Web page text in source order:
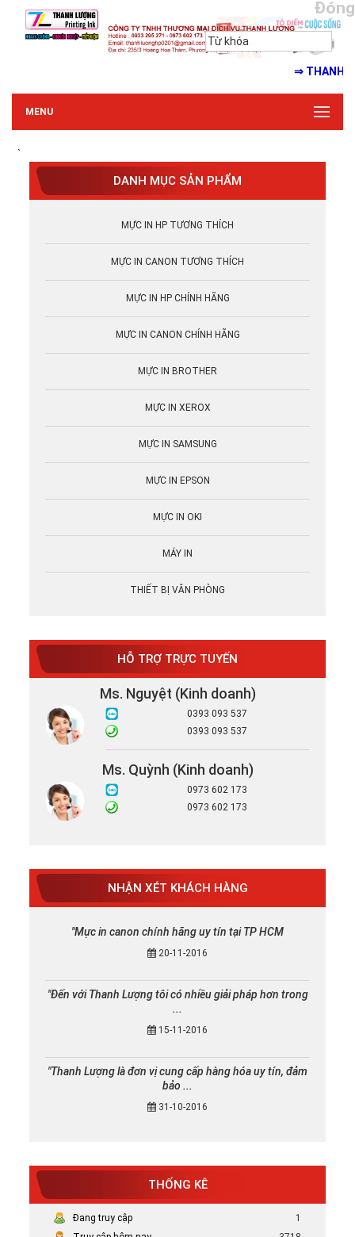
Đóng
⇒ THANH
MENU
`
DANH MỤC SẢN PHẨM
MỰC IN HP TƯƠNG THÍCH
MỰC IN CANON TƯƠNG THÍCH
MỰC IN HP CHÍNH HÃNG
MỰC IN CANON CHÍNH HÃNG
MỰC IN BROTHER
MỰC IN XEROX
MỰC IN SAMSUNG
MỰC IN EPSON
MỰC IN OKI
MÁY IN
THIẾT BỊ VĂN PHÒNG
HỖ TRỢ TRỰC TUYẾN
Ms. Nguyệt (Kinh doanh)
0393 093 537
0393 093 537
Ms. Quỳnh (Kinh doanh)
0973 602 173
0973 602 173
NHẬN XÉT KHÁCH HÀNG
"Mực in canon chính hãng uy tín tại TP HCM
20-11-2016
"Đến với Thanh Lượng tôi có nhiều giải pháp hơn trong
...
15-11-2016
"Thanh Lượng là đơn vị cung cấp hàng hóa uy tín, đảm
bảo ...
31-10-2016
THỐNG KÊ
Đang truy cập
1